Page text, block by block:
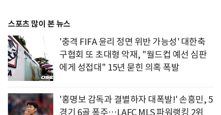
스포츠 많이 본 뉴스
'충격 FIFA 윤리 정면 위반 가능성' 대한축
구협회 또 초대형 악재, "월드컵 예선 심판
에게 성접대" 15년 묻힌 의혹 폭발
'홍명보 감독과 결별하자 대폭발!' 손흥민, 5
경기 6골 폭주…LAFC MLS 파워랭킹 2위